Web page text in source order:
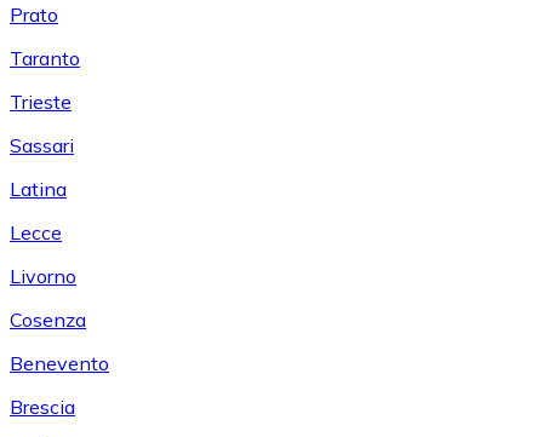
Prato
Taranto
Trieste
Sassari
Latina
Lecce
Livorno
Cosenza
Benevento
Brescia